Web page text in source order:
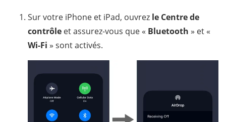
Sur votre iPhone et iPad, ouvrez le Centre de
contrôle et assurez-vous que « Bluetooth » et «
Wi-Fi » sont activés.